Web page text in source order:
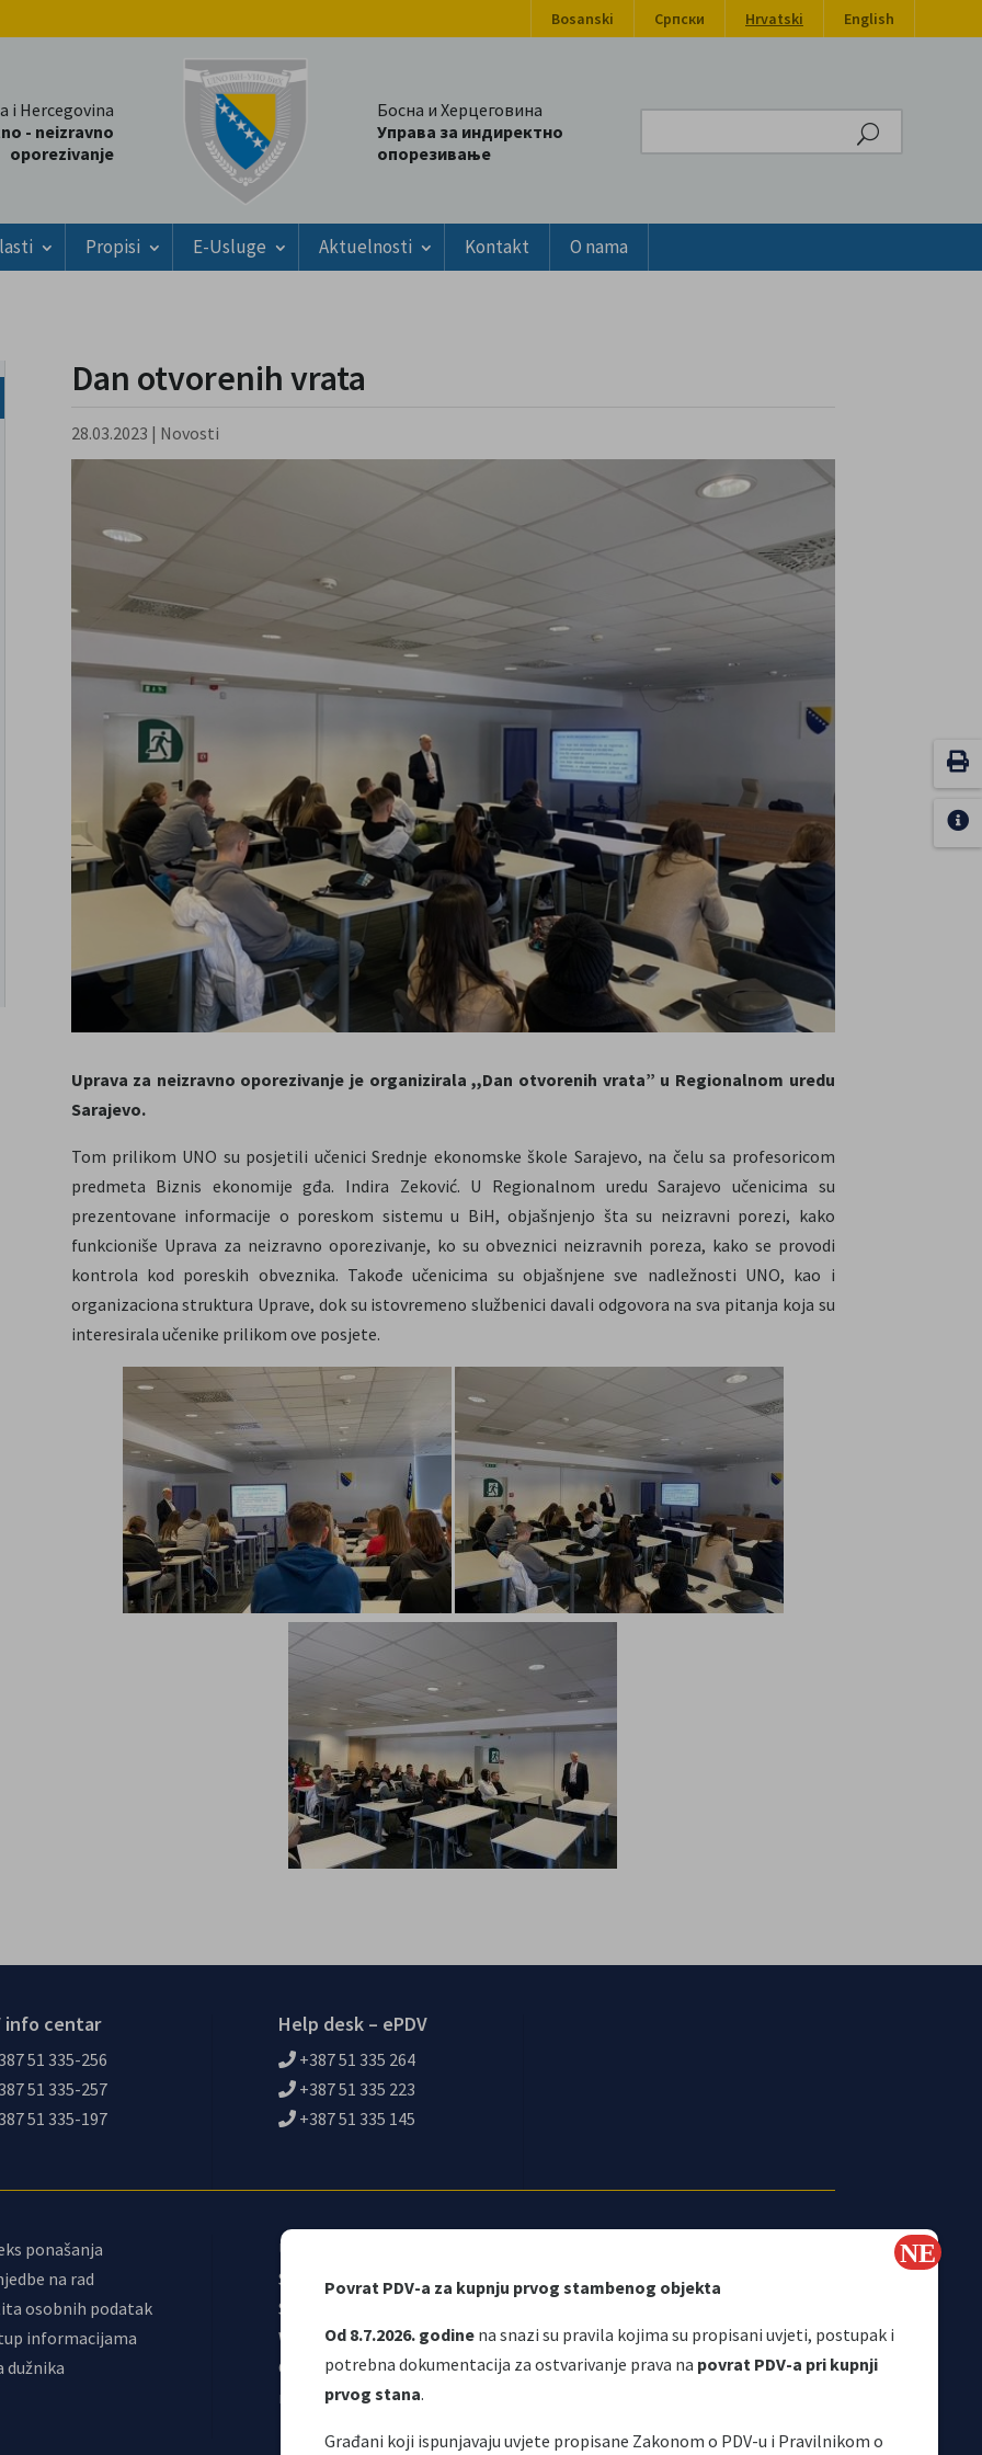
Povrat PDV-a za kupnju prvog stambenog objekta
Od 8.7.2026. godine na snazi su pravila kojima su propisani uvjeti, postupak i
potrebna dokumentacija za ostvarivanje prava na povrat PDV-a pri kupnji
prvog stana.
Građani koji ispunjavaju uvjete propisane Zakonom o PDV-u i Pravilnikom o
Bosanski Српски Hrvatski English
i Hercegovina
- neizravno
oporezivanje
Босна и Херцеговина
Управа за индиректно
опорезивање
Propisi E-Usluge Aktuelnosti Kontakt O nama
Dan otvorenih vrata
28.03.2023 | Novosti
Uprava za neizravno oporezivanje je organizirala ,,Dan otvorenih vrata” u Regionalnom uredu
Sarajevo.
Tom prilikom UNO su posjetili učenici Srednje ekonomske škole Sarajevo, na čelu sa profesoricom
predmeta Biznis ekonomije gđa. Indira Zeković. U Regionalnom uredu Sarajevo učenicima su
prezentovane informacije o poreskom sistemu u BiH, objašnjenjo šta su neizravni porezi, kako
funkcioniše Uprava za neizravno oporezivanje, ko su obveznici neizravnih poreza, kako se provodi
kontrola kod poreskih obveznika. Takođe učenicima su objašnjene sve nadležnosti UNO, kao i
organizaciona struktura Uprave, dok su istovremeno službenici davali odgovora na sva pitanja koja su
interesirala učenike prilikom ove posjete.
info centar
51 335-256
51 335-257
51 335-197
Help desk – ePDV
+387 51 335 264
+387 51 335 223
+387 51 335 145
ponašanja
na rad
osobnih podatak
informacijama
dužnika
Upravni odbor
Sindikat
Samostalni sindikat UNO
Webmail
Odjeljenje za
makroekonomsku analizu
Korisni linkovi